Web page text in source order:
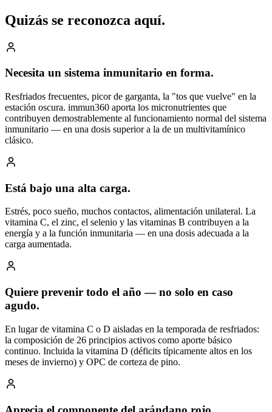
Quizás se reconozca aquí.
Necesita un sistema inmunitario en forma.
Resfriados frecuentes, picor de garganta, la "tos que vuelve" en la
estación oscura. immun360 aporta los micronutrientes que
contribuyen demostrablemente al funcionamiento normal del sistema
inmunitario — en una dosis superior a la de un multivitamínico
clásico.
Está bajo una alta carga.
Estrés, poco sueño, muchos contactos, alimentación unilateral. La
vitamina C, el zinc, el selenio y las vitaminas B contribuyen a la
energía y a la función inmunitaria — en una dosis adecuada a la
carga aumentada.
Quiere prevenir todo el año — no solo en caso
agudo.
En lugar de vitamina C o D aisladas en la temporada de resfriados:
la composición de 26 principios activos como aporte básico
continuo. Incluida la vitamina D (déficits típicamente altos en los
meses de invierno) y OPC de corteza de pino.